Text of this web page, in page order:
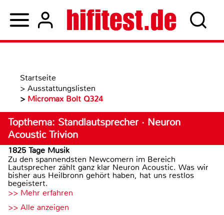
Startseite
> Ausstattungslisten
> Micromax Bolt Q324
Topthema: Standlautsprecher · Neuron
Acoustic Trivion
1825 Tage Musik
Zu den spannendsten Newcomern im Bereich
Lautsprecher zählt ganz klar Neuron Acoustic. Was wir
bisher aus Heilbronn gehört haben, hat uns restlos
begeistert.
>> Mehr erfahren
>> Alle anzeigen